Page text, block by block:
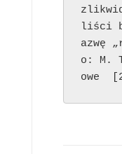
liści
azwę
o: M.
owe